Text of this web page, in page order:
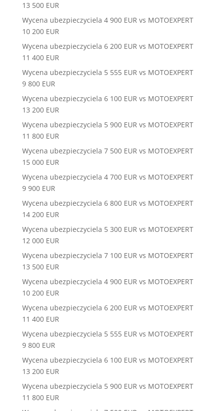
13 500 EUR
Wycena ubezpieczyciela 4 900 EUR vs MOTOEXPERT
10 200 EUR
Wycena ubezpieczyciela 6 200 EUR vs MOTOEXPERT
11 400 EUR
Wycena ubezpieczyciela 5 555 EUR vs MOTOEXPERT
9 800 EUR
Wycena ubezpieczyciela 6 100 EUR vs MOTOEXPERT
13 200 EUR
Wycena ubezpieczyciela 5 900 EUR vs MOTOEXPERT
11 800 EUR
Wycena ubezpieczyciela 7 500 EUR vs MOTOEXPERT
15 000 EUR
Wycena ubezpieczyciela 4 700 EUR vs MOTOEXPERT
9 900 EUR
Wycena ubezpieczyciela 6 800 EUR vs MOTOEXPERT
14 200 EUR
Wycena ubezpieczyciela 5 300 EUR vs MOTOEXPERT
12 000 EUR
Wycena ubezpieczyciela 7 100 EUR vs MOTOEXPERT
13 500 EUR
Wycena ubezpieczyciela 4 900 EUR vs MOTOEXPERT
10 200 EUR
Wycena ubezpieczyciela 6 200 EUR vs MOTOEXPERT
11 400 EUR
Wycena ubezpieczyciela 5 555 EUR vs MOTOEXPERT
9 800 EUR
Wycena ubezpieczyciela 6 100 EUR vs MOTOEXPERT
13 200 EUR
Wycena ubezpieczyciela 5 900 EUR vs MOTOEXPERT
11 800 EUR